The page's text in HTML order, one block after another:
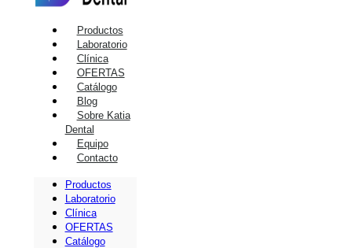
Productos
Laboratorio
Clínica
OFERTAS
Catálogo
Blog
Sobre Katia
Dental
Equipo
Contacto
Productos
Laboratorio
Clínica
OFERTAS
Catálogo